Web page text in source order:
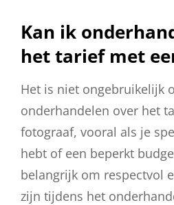
Kan ik
het tarief met
Het is niet ongebruikelijk
onderhandelen over het
fotograaf, vooral als je
hebt of een beperkt
belangrijk om respectvol
zijn tijdens het